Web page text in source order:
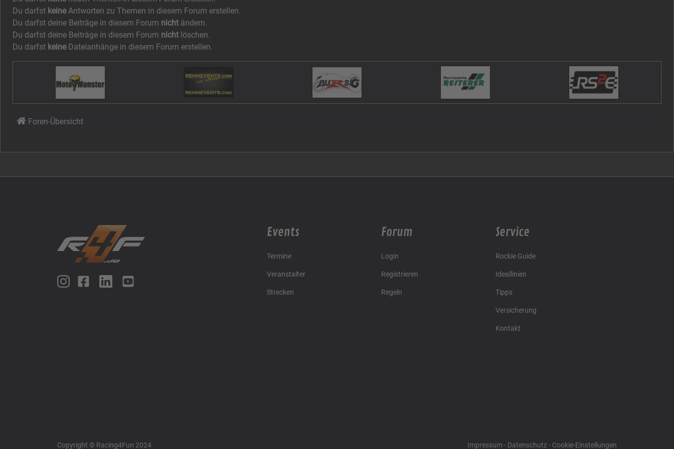
Du darfst keineAntworten zu Themen in diesem Forum erstellen.
Du darfst deine Beiträge in diesem Forum nicht ändern.
Du darfst deine Beiträge in diesem Forum nicht löschen.
Du darfst keineDateianhänge in diesem Forum erstellen.
Foren-Übersicht
Events
Termine
Veranstalter
Strecken
Forum
Login
Registrieren
Regeln
Service
Rockie Guide
Ideallinien
Tipps
Versicherung
Kontakt
Copyright © Racing4Fun 2024 Impressum - Datenschutz- Cookie-Einstellungen